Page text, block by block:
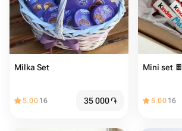
Milka Set
5.00 16 35 000֏
Mini set 🍫
5.00 16